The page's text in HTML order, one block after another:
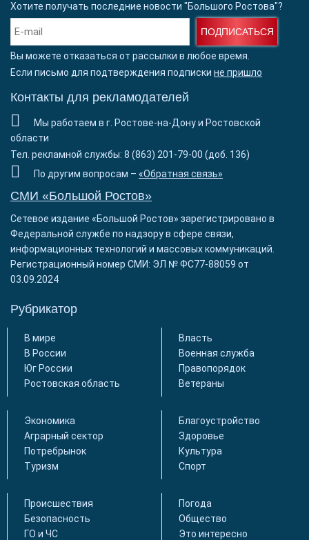
Хотите получать последние новости "Большого Ростова"?
ПОДПИСАТЬСЯ
Вы можете отказаться от рассылки в любое время.
Если письмо для подтверждения подписки не пришло
Контакты для рекламодателей
Мы работаем в г. Ростове-на-Дону и Ростовской
области
Тел. рекламной службы: 8 (863) 201-79-00 (доб. 136)
По другим вопросам – «Обратная связь»
СМИ «Большой Ростов»
Сетевое издание «Большой Ростов» зарегистрировано в
Федеральной службе по надзору в сфере связи,
информационных технологий и массовых коммуникаций.
Регистрационный номер СМИ: ЭЛ № ФС77-88059 от
03.09.2024
Рубрикатор
В мире
В России
Юг России
Ростовская область
Власть
Военная служба
Правопорядок
Ветераны
Экономика
Аграрный сектор
Потребрынок
Туризм
Благоустройство
Здоровье
Культура
Спорт
Происшествия
Безопасность
ГО и ЧС
Погода
Общество
Это интересно